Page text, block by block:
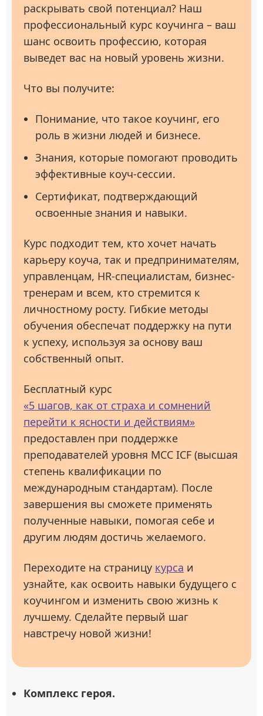
раскрывать свой потенциал? Наш
профессиональный курс коучинга – ваш
шанс освоить профессию, которая
выведет вас на новый уровень жизни.
Что вы получите:
Понимание, что такое коучинг, его
роль в жизни людей и бизнесе.
Знания, которые помогают проводить
эффективные коуч-сессии.
Сертификат, подтверждающий
освоенные знания и навыки.
Курс подходит тем, кто хочет начать
карьеру коуча, так и предпринимателям,
управленцам, HR-специалистам, бизнес-
тренерам и всем, кто стремится к
личностному росту. Гибкие методы
обучения обеспечат поддержку на пути
к успеху, используя за основу ваш
собственный опыт.
Бесплатный курс
«5 шагов, как от страха и сомнений
перейти к ясности и действиям»
предоставлен при поддержке
преподавателей уровня МСС ICF (высшая
степень квалификации по
международным стандартам). После
завершения вы сможете применять
полученные навыки, помогая себе и
другим людям достичь желаемого.
Переходите на страницу курса и
узнайте, как освоить навыки будущего с
коучингом и изменить свою жизнь к
лучшему. Сделайте первый шаг
навстречу новой жизни!
Комплекс героя.